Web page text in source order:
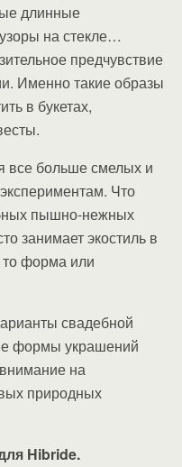
длинные
на стекле…
предчувствие
Именно такие образы
в букетах,
все больше смелых и
Что
пышно-нежных
занимает экостиль в
то форма или
свадебной
формы украшений
на
природных
Hibride.